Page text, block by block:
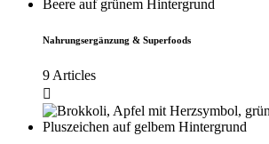
Nahrungsergänzung & Superfoods
9 Articles